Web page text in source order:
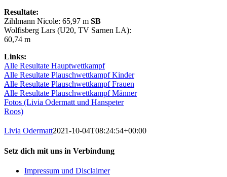
Resultate:
Zihlmann Nicole: 65,97 m SB
Wolfisberg Lars (U20, TV Sarnen LA):
60,74 m
Links:
Alle Resultate Hauptwettkampf
Alle Resultate Plauschwettkampf Kinder
Alle Resultate Plauschwettkampf Frauen
Alle Resultate Plauschwettkampf Männer
Fotos (Livia Odermatt und Hanspeter
Roos)
Livia Odermatt2021-10-04T08:24:54+00:00
Setz dich mit uns in Verbindung
Impressum und Disclaimer